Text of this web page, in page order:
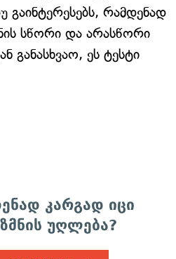
გაინტერესებს, რამდენად
სწორი და არასწორი
განასხვაო, ეს ტესტი
კარგად იცი
უღლება?